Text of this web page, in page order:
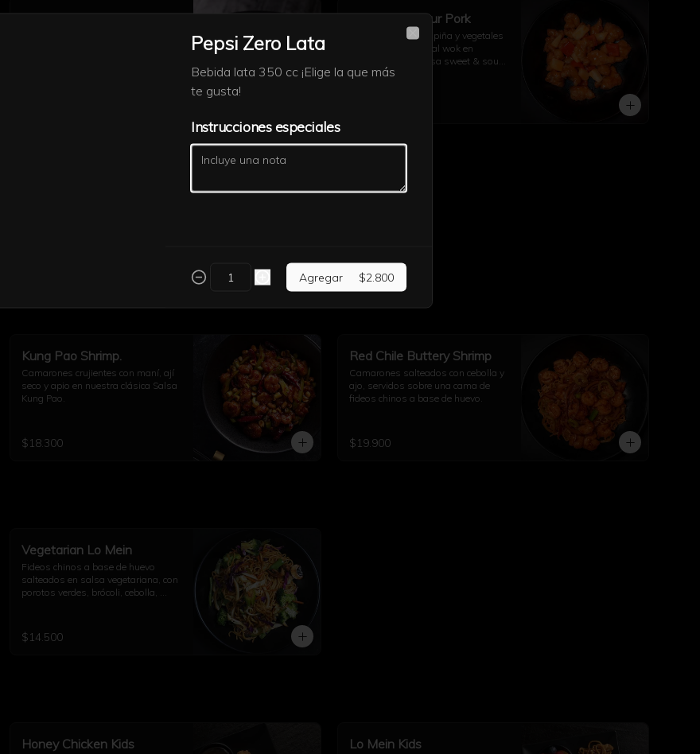
Sweet and Sour Pork
Cerdo crujiente con piña y vegetales
frescos, salteados al wok en
nuestra clásica salsa sweet & sour
con arroz a elección
Kung Pao Shrimp.
Camarones crujientes con maní, ají
seco y apio en nuestra clásica Salsa
Kung Pao.
$18.300
Red Chile Buttery Shrimp
Camarones salteados con cebolla y
ajo, servidos sobre una cama de
fideos chinos a base de huevo.
$19.900
Vegetarian Lo Mein
Fideos chinos a base de huevo
salteados en salsa vegetariana, con
porotos verdes, brócoli, cebolla,
sésamo.
$14.500
Honey Chicken Kids Lo Mein Kids
Pepsi Zero Lata
Bebida lata 350 cc ¡Elige la que más
te gusta!
Instrucciones especiales
Agregar $2.800
Close